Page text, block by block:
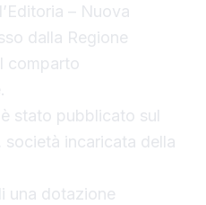
– Nuova
dalla Regione
comparto
stato pubblicato sul
incaricata della
una dotazione